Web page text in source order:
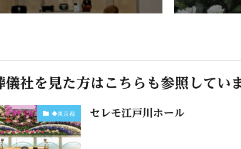
儀社を見た方はこちらも参照してい
◆東京都 セレモ江戸川ホール